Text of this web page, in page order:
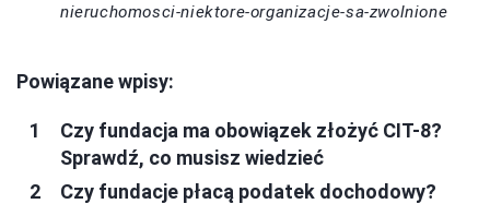
nieruchomosci-niektore-organizacje-sa-zwolnione
Powiązane wpisy:
Czy fundacja ma obowiązek złożyć CIT-8?
Sprawdź, co musisz wiedzieć
Czy fundacje płacą podatek dochodowy?